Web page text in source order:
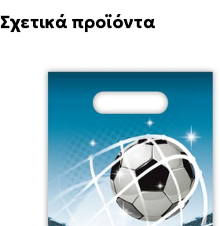
Σχετικά προϊόντα